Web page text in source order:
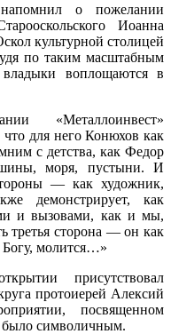
о пожелании
Иоанна
культурной столицей
по таким масштабным
воплощаются в
«Металлоинвест»
для него Конюхов как
с детства, как Федор
моря, пустыни. И
— как художник,
демонстрирует, как
и вызовами, как и мы,
третья сторона — он как
Богу, молится…»
присутствовал
протоиерей Алексий
посвященном
было символичным.